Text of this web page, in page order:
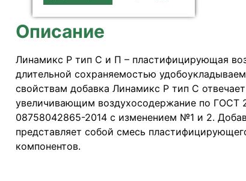
Описание
Линамикс Р тип С и П – пластифицирующая
длительной сохраняемостью
свойствам добавка Линамикс Р тип С
увеличивающим воздухосодержание по ГОСТ
08758042865-2014 с изменением №1 и 2.
представляет собой смесь
компонентов.